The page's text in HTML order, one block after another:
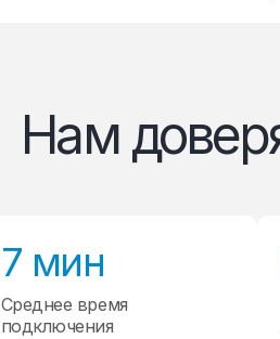
Нам
7 мин
Среднее время
подключения